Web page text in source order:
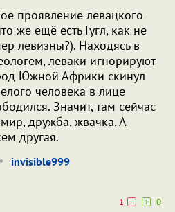
проявление левацкого
же ещё есть Гугл, как не
левизны?). Находясь в
леваки игнорируют
Южной Африки скинул
человека в лице
Значит, там сейчас
дружба, жвачка. А
другая.
invisible999
1
0